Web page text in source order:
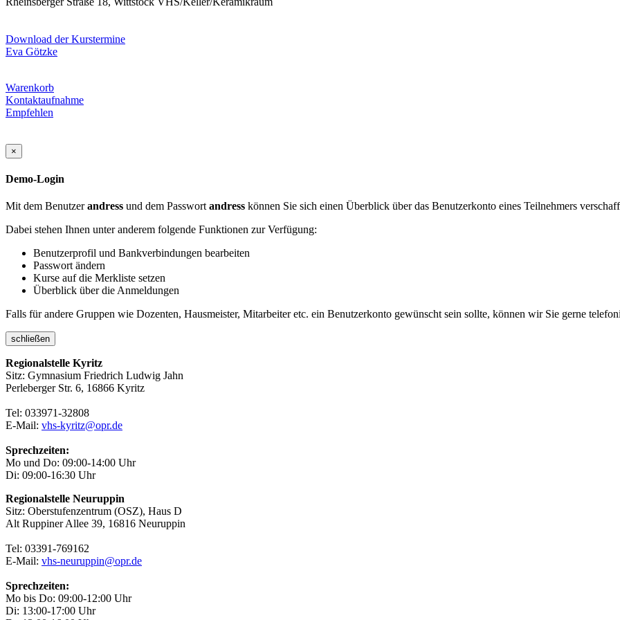
Download der Kurstermine
Eva Götzke
Warenkorb
Kontaktaufnahme
Empfehlen
×
Demo-Login
Mit dem Benutzerandress und dem Passwort andress können Sie sich einen Überblick über das Benutzerkonto eines Teilnehmers
Dabei stehen Ihnen unter anderem folgende Funktionen zur Verfügung:
Benutzerprofil und Bankverbindungen bearbeiten
Passwort ändern
Kurse auf die Merkliste setzen
Überblick über die Anmeldungen
Falls für andere Gruppen wie Dozenten, Hausmeister, Mitarbeiter etc. ein Benutzerkonto gewünscht sein sollte, können wir Sie gerne
schließen
Regionalstelle Kyritz
Sitz: Gymnasium Friedrich Ludwig Jahn
Perleberger Str. 6, 16866 Kyritz
Tel: 033971-32808
E-Mail: vhs-kyritz@opr.de
Sprechzeiten:
Mo und Do: 09:00-14:00 Uhr
Di: 09:00-16:30 Uhr
Regionalstelle Neuruppin
Sitz: Oberstufenzentrum (OSZ), Haus D
Alt Ruppiner Allee 39, 16816 Neuruppin
Tel: 03391-769162
E-Mail: vhs-neuruppin@opr.de
Sprechzeiten:
Mo bis Do: 09:00-12:00 Uhr
Di: 13:00-17:00 Uhr